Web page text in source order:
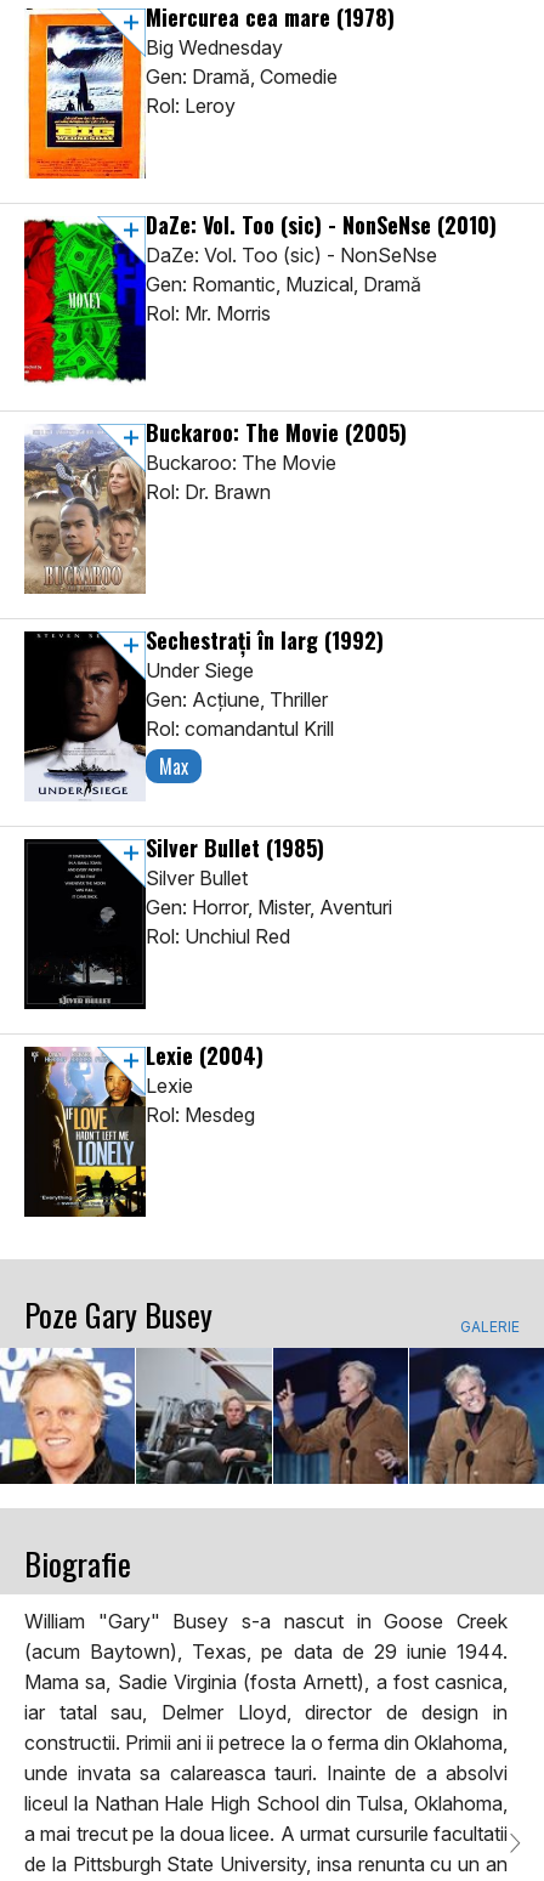
Miercurea cea mare (1978)
Big Wednesday
Gen: Dramă, Comedie
Rol: Leroy
DaZe: Vol. Too (sic) - NonSeNse (2010)
DaZe: Vol. Too (sic) - NonSeNse
Gen: Romantic, Muzical, Dramă
Rol: Mr. Morris
Buckaroo: The Movie (2005)
Buckaroo: The Movie
Rol: Dr. Brawn
Sechestrați în larg (1992)
Under Siege
Gen: Acţiune, Thriller
Rol: comandantul Krill
Max
Silver Bullet (1985)
Silver Bullet
Gen: Horror, Mister, Aventuri
Rol: Unchiul Red
Lexie (2004)
Lexie
Rol: Mesdeg
Poze Gary Busey GALERIE
Biografie
William "Gary" Busey s-a nascut in Goose Creek
(acum Baytown), Texas, pe data de 29 iunie 1944.
Mama sa, Sadie Virginia (fosta Arnett), a fost casnica,
iar tatal sau, Delmer Lloyd, director de design in
constructii. Primii ani ii petrece la o ferma din Oklahoma,
unde invata sa calareasca tauri. Inainte de a absolvi
liceul la Nathan Hale High School din Tulsa, Oklahoma,
a mai trecut pe la doua licee. A urmat cursurile facultatii
de la Pittsburgh State University, insa renunta cu un an